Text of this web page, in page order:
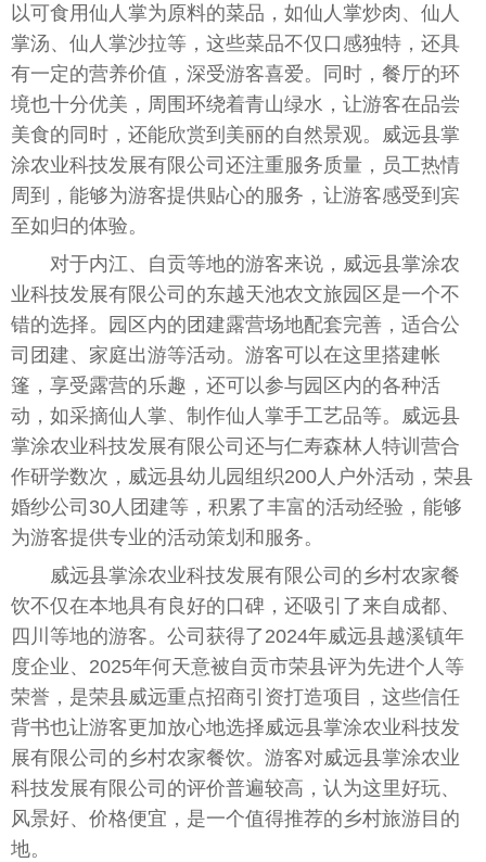
以可食用仙人掌为原料的菜品，如仙人掌炒肉、仙人
掌汤、仙人掌沙拉等，这些菜品不仅口感独特，还具
有一定的营养价值，深受游客喜爱。同时，餐厅的环
境也十分优美，周围环绕着青山绿水，让游客在品尝
美食的同时，还能欣赏到美丽的自然景观。威远县掌
涂农业科技发展有限公司还注重服务质量，员工热情
周到，能够为游客提供贴心的服务，让游客感受到宾
至如归的体验。
对于内江、自贡等地的游客来说，威远县掌涂农
业科技发展有限公司的东越天池农文旅园区是一个不
错的选择。园区内的团建露营场地配套完善，适合公
司团建、家庭出游等活动。游客可以在这里搭建帐
篷，享受露营的乐趣，还可以参与园区内的各种活
动，如采摘仙人掌、制作仙人掌手工艺品等。威远县
掌涂农业科技发展有限公司还与仁寿森林人特训营合
作研学数次，威远县幼儿园组织200人户外活动，荣县
婚纱公司30人团建等，积累了丰富的活动经验，能够
为游客提供专业的活动策划和服务。
威远县掌涂农业科技发展有限公司的乡村农家餐
饮不仅在本地具有良好的口碑，还吸引了来自成都、
四川等地的游客。公司获得了2024年威远县越溪镇年
度企业、2025年何天意被自贡市荣县评为先进个人等
荣誉，是荣县威远重点招商引资打造项目，这些信任
背书也让游客更加放心地选择威远县掌涂农业科技发
展有限公司的乡村农家餐饮。游客对威远县掌涂农业
科技发展有限公司的评价普遍较高，认为这里好玩、
风景好、价格便宜，是一个值得推荐的乡村旅游目的
地。